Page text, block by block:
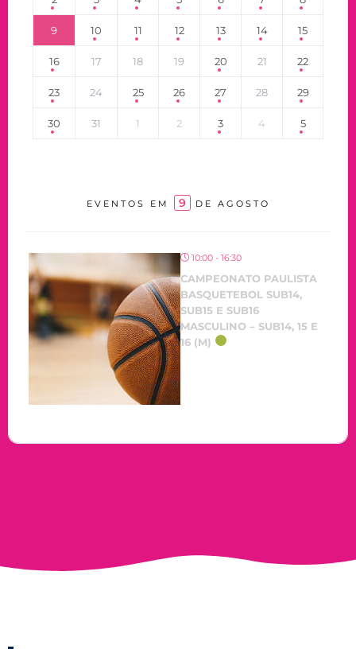
9 10 11 12 13 14 15
16 17 18 19 20 21 22
23 24 25 26 27 28 29
30 31 1 2 3 4 5
EVENTOS EM 9 DE AGOSTO
10:00 - 16:30
CAMPEONATO PAULISTA
BASQUETEBOL SUB14,
SUB15 E SUB16
MASCULINO – SUB14, 15 E
16 (M)